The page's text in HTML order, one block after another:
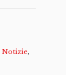
Notizie,